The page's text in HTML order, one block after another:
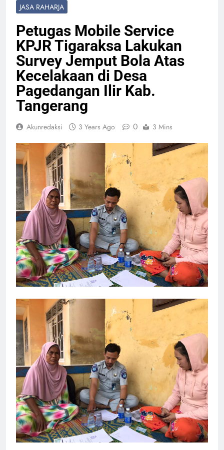
JASA RAHARJA
Petugas Mobile Service
KPJR Tigaraksa Lakukan
Survey Jemput Bola Atas
Kecelakaan di Desa
Pagedangan Ilir Kab.
Tangerang
Akunredaksi 3 Years Ago 0 3 Mins